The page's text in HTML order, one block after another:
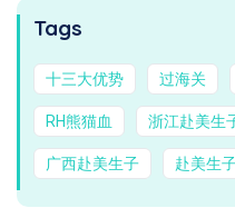
Tags
十三大优势 过海关
RH熊猫血 浙江赴美生
广西赴美生子 赴美生